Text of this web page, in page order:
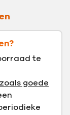
te
goede